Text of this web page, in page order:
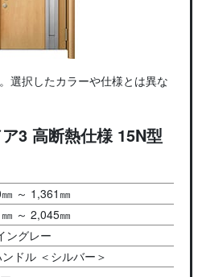
選択したカラーや仕様とは異な
3 高断熱仕様 15N型
～ 1,361㎜
～ 2,045㎜
ングレー
ドル ＜シルバー＞